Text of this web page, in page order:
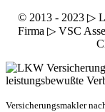
© 2013 - 2023 ▷
Firma ▷ VSC
Versicherungsmakler